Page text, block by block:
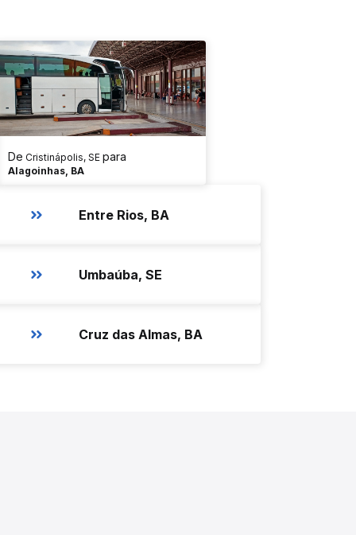
De Cristinápolis, SE para
Alagoinhas, BA
Entre Rios, BA
Umbaúba, SE
Cruz das Almas, BA